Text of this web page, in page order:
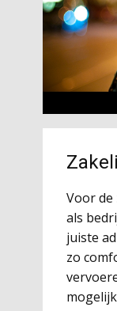
Voor
als
juiste
zo